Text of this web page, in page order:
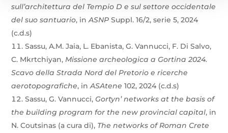
sull’architettura del Tempio D e sul settore occidentale
del suo santuario, inASNP Suppl. 16/2, serie 5, 2024
(c.d.s)
Sassu, A.M. Jaia, L. Ebanista, G. Vannucci, F. Di Salvo,
C. Mkrtchiyan,Missione archeologica a Gortina 2024.
Scavo della Strada Nord del Pretorio e ricerche
aerotopografiche, inASAtene 102, 2024 (c.d.s)
Sassu, G. Vannucci, Gortyn’ networks at the basis of
the building program for the new provincial capital, in
N. Coutsinas (a cura di), The networks of Roman Crete